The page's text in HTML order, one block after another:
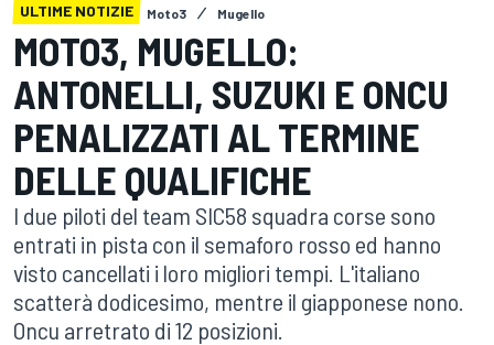
ULTIME NOTIZIE Moto3 Mugello
MOTO3, MUGELLO:
ANTONELLI, SUZUKI E ONCU
PENALIZZATI AL TERMINE
DELLE QUALIFICHE
I due piloti del team SIC58 squadra corse sono
entrati in pista con il semaforo rosso ed hanno
visto cancellati i loro migliori tempi. L'italiano
scatterà dodicesimo, mentre il giapponese nono.
Oncu arretrato di 12 posizioni.